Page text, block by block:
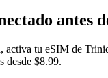
antes
tu eSIM de
desde $8.99.